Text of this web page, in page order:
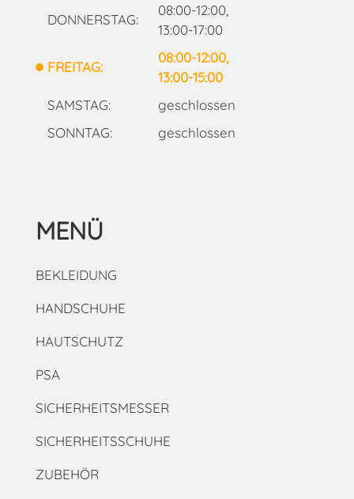
DONNERSTAG:
08:00-12:00,
13:00-17:00
FREITAG:
08:00-12:00,
13:00-15:00
SAMSTAG:
geschlossen
SONNTAG:
geschlossen
MENÜ
BEKLEIDUNG
HANDSCHUHE
HAUTSCHUTZ
PSA
SICHERHEITSMESSER
SICHERHEITSSCHUHE
ZUBEHÖR